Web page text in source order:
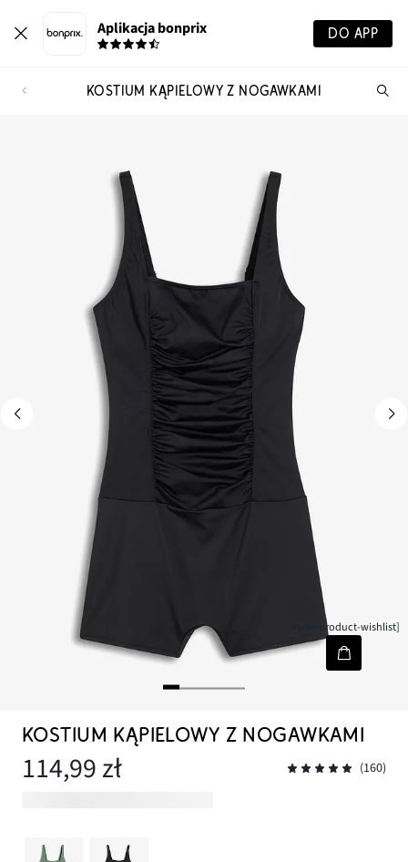
Aplikacja bonprix DO APP
KOSTIUM KĄPIELOWY Z NOGAWKAMI
[node-product-wishlist]
KOSTIUM KĄPIELOWY Z NOGAWKAMI
114,99 zł (160)